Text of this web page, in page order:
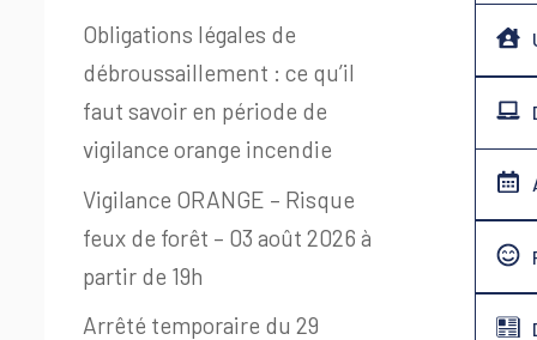
Obligations légales de
débroussaillement : ce qu’il
faut savoir en période de
vigilance orange incendie
Vigilance ORANGE – Risque
feux de forêt – 03 août 2026 à
partir de 19h
Arrêté temporaire du 29